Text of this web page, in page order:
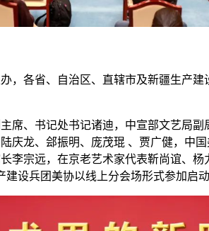
，各省、自治区、直辖市及新疆生产
、书记处书记诸迪，中宣部文艺局
庆龙、郐振明、庞茂琨 、贾广健，中
宗远，在京老艺术家代表靳尚谊、
设兵团美协以线上分会场形式参加启